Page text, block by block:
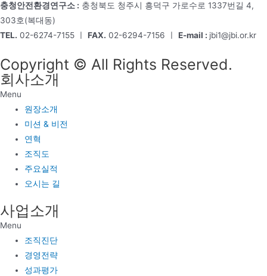
충청안전환경연구소 : 충청북도 청주시 흥덕구 가로수로 1337번길 4,
303호(복대동)
TEL. 02-6274-7155 ㅣ FAX. 02-6294-7156 ㅣ E-mail : jbi1@jbi.or.kr
Copyright © All Rights Reserved.
회사소개
Menu
원장소개
미션 & 비전
연혁
조직도
주요실적
오시는 길
사업소개
Menu
조직진단
경영전략
성과평가